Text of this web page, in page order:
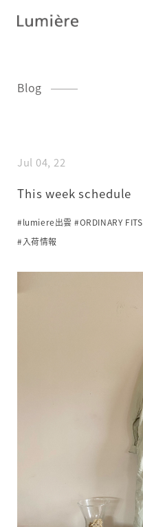
Blog
Jul 04, 22
This week schedule
#lumiere出雲 #ORDINARY FITS
#入荷情報